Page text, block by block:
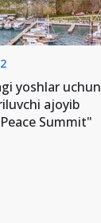
yoshlar uchun
ajoyib
Summit"